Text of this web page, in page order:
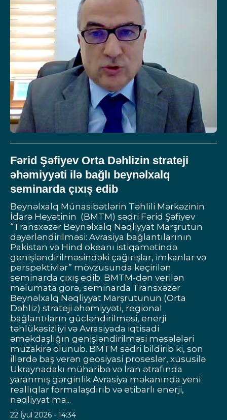
Fərid Şəfiyev Orta Dəhlizin strateji
əhəmiyyəti ilə bağlı beynəlxalq
seminarda çıxış edib
Beynəlxalq Münasibətlərin Təhlili Mərkəzinin
İdarə Heyətinin (BMTM) sədri Fərid Şəfiyev
“Transxəzər Beynəlxalq Nəqliyyat Marşrutun
dəyərləndirilməsi: Avrasiya bağlantılarının
Pakistan və Hind okeanı istiqamətində
genişləndirilməsindəki çağırışlar, imkanlar və
perspektivlər” mövzusunda keçirilən
seminarda çıxış edib. BMTM-dən verilən
məlumata görə, seminarda Transxəzər
Beynəlxalq Nəqliyyat Marşrutunun (Orta
Dəhliz) strateji əhəmiyyəti, regional
bağlantıların gücləndirilməsi, enerji
təhlükəsizliyi və Avrasiyada iqtisadi
əməkdaşlığın genişləndirilməsi məsələləri
müzakirə olunub. BMTM sədri bildirib ki, son
illərdə baş verən geosiyasi proseslər, xüsusilə
Ukraynadakı müharibə və İran ətrafında
yaranmış gərginlik Avrasiya məkanında yeni
reallıqlar formalaşdırıb və etibarlı enerji,
nəqliyyat ma...
22 İyul 2026 - 14:34